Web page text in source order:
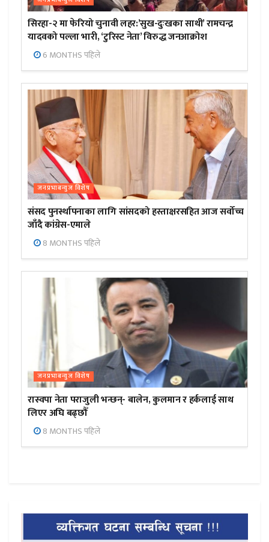
सिरहा-२ मा फेरियो चुनावी लहर:’सुख-दुःखका साथी’ रामचन्द्र
यादवको पल्ला भारी, ‘टुरिस्ट नेता’ विरुद्ध जनआक्रोश
6 MONTHS पहिले
जनप्रभाबन्युज विशेष
संसद पुनर्स्थापनाका लागि सांसदको हस्ताक्षरसहित आज सर्वोच्च
जाँदै कांग्रेस-एमाले
8 MONTHS पहिले
जनप्रभाबन्युज विशेष
रास्वपा नेता पराजुली भन्छन्- बालेन, कुलमान र हर्कलाई साथ
लिएर अघि बढ्छौँ
8 MONTHS पहिले